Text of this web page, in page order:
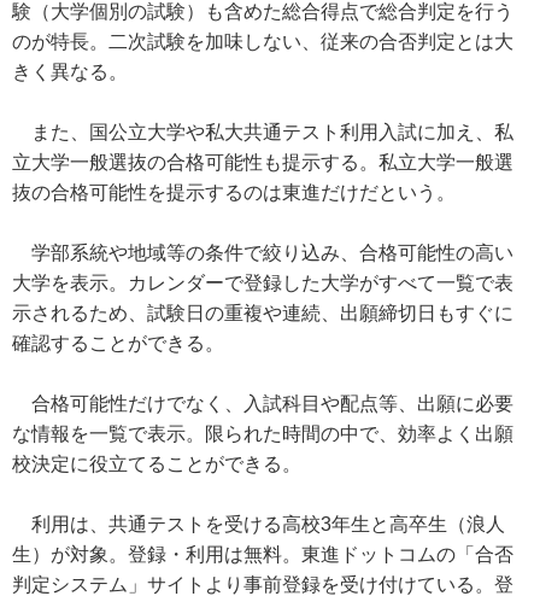
験（大学個別の試験）も含めた総合得点で総合判定を行う
のが特長。二次試験を加味しない、従来の合否判定とは大
きく異なる。
また、国公立大学や私大共通テスト利用入試に加え、私
立大学一般選抜の合格可能性も提示する。私立大学一般選
抜の合格可能性を提示するのは東進だけだという。
学部系統や地域等の条件で絞り込み、合格可能性の高い
大学を表示。カレンダーで登録した大学がすべて一覧で表
示されるため、試験日の重複や連続、出願締切日もすぐに
確認することができる。
合格可能性だけでなく、入試科目や配点等、出願に必要
な情報を一覧で表示。限られた時間の中で、効率よく出願
校決定に役立てることができる。
利用は、共通テストを受ける高校3年生と高卒生（浪人
生）が対象。登録・利用は無料。東進ドットコムの「合否
判定システム」サイトより事前登録を受け付けている。登